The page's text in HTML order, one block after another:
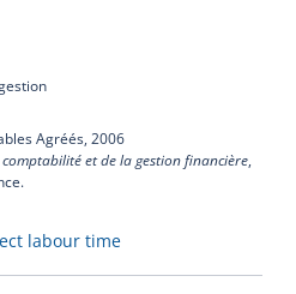
Agréés, 2006
et de la gestion financière,
labour time